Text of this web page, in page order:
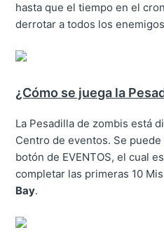
hasta que el tiempo en el
derrotar a todos los
¿Cómo se juega la
La Pesadilla de zombis está
Centro de eventos. Se
botón de EVENTOS, el cual
completar las primeras 10
Bay.